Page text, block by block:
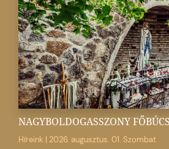
NAGYBOLDOGASSZONY
Híreink | 2026. augusztus. 01. Szombat